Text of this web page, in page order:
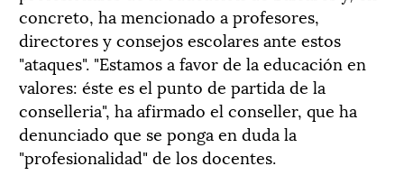
concreto, ha mencionado a profesores,
directores y consejos escolares ante estos
"ataques". "Estamos a favor de la educación en
valores: éste es el punto de partida de la
conselleria", ha afirmado el conseller, que ha
denunciado que se ponga en duda la
"profesionalidad" de los docentes.